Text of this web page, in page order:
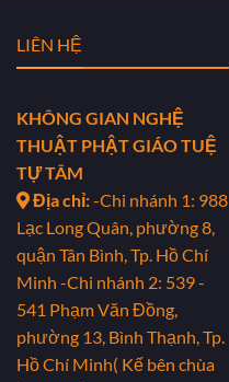
LIÊN HỆ
KHÔNG GIAN NGHỆ
THUẬT PHẬT GIÁO TUỆ
TỰ TÂM
Địa chỉ:-Chi nhánh 1: 988
Lạc Long Quân, phường 8,
quận Tân Bình, Tp. Hồ Chí
Minh -Chi nhánh 2: 539 -
541 Phạm Văn Đồng,
phường 13, Bình Thạnh, Tp.
Hồ Chí Minh( Kế bên chùa